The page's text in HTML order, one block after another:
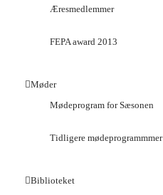
Æresmedlemmer
FEPA award 2013
Møder
Mødeprogram for Sæsonen
Tidligere mødeprogrammmer
Biblioteket